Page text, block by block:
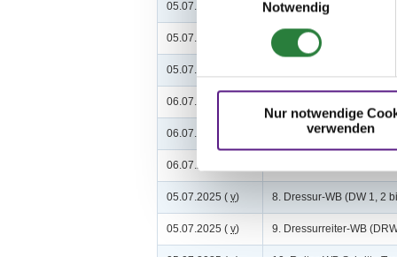
Notwendig
Nur notwendige
verwenden
05.07.2025 ( 2. Dressurpferdeprfg. Kl.L
05.07.2025 ( 3. Dressurprfg. Kl.L* - Tr.
05.07.2025 (
06.07.2025 (
06.07.2025 ( 6. Dressurprfg. Kl.L*
06.07.2025 (
05.07.2025 ( v) 8. Dressur-WB (DW 1, 2
05.07.2025 ( v) 9. Dressurreiter-WB